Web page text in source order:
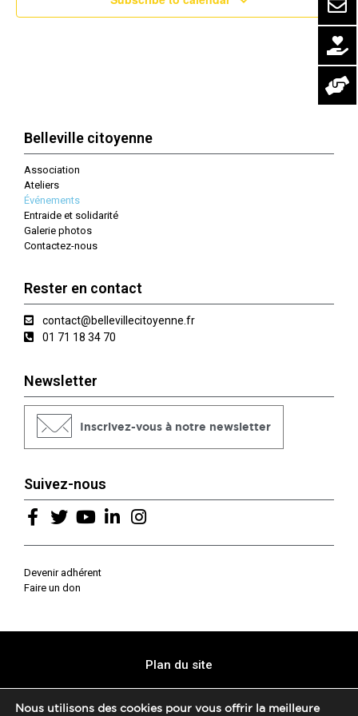
Belleville citoyenne
Association
Ateliers
Événements
Entraide et solidarité
Galerie photos
Contactez-nous
Rester en contact
contact@bellevillecitoyenne.fr
01 71 18 34 70
Newsletter
Inscrivez-vous à notre newsletter
Suivez-nous
Devenir adhérent
Faire un don
Plan du site
Mentions légales
Nous utilisons des cookies pour vous offrir la meilleure